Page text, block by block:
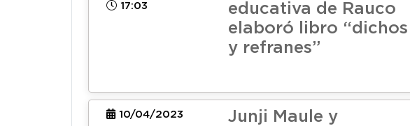
17:03
educativa de Rauco
elaboró libro “dichos
y refranes”
10/04/2023
Junji Maule y